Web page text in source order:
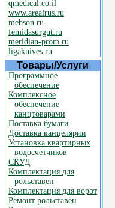
qmedical.co.il
www.arealrus.ru
mebson.ru
femidasurgut.ru
meridian-prom.ru
ligaknives.ru
Товары/Услуги
Программное
обеспечение
Комплексное
обеспечение
канцтоварами
Поставка бумаги
Доставка канцелярии
Установка квартирных
водосчетчиков
СКУД
Комплектация для
рольставен
Комплектация для ворот
Ремонт рольставен